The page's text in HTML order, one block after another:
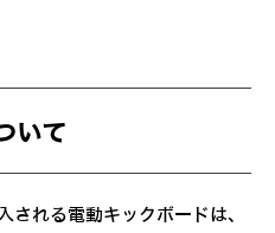
いて
れる電動キックボードは、